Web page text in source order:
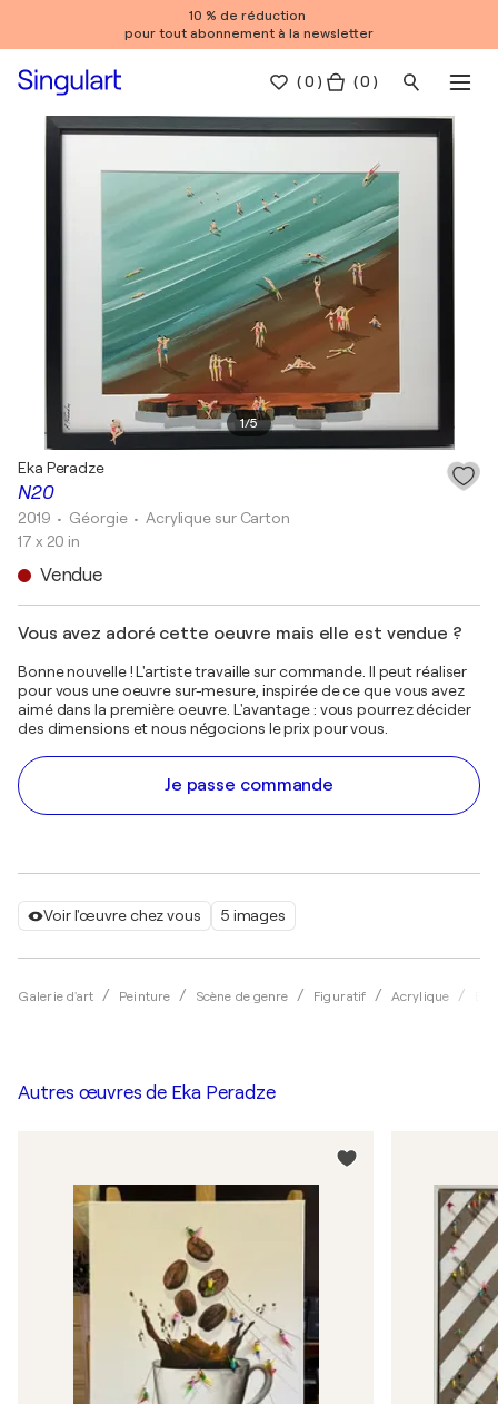
10 % de réduction
pour tout abonnement à la newsletter
(0 ) ( 0 )
1/5
Voir l'œuvre chez vous 5 images
Galerie d'art Peinture Scène de genre Figuratif Acrylique
N20
Eka Peradze
2019 • Géorgie • Acrylique sur Carton
17 x 20 in
Vendue
Vous avez adoré cette oeuvre mais elle est vendue ?
Bonne nouvelle ! L'artiste travaille sur commande. Il peut réaliser
pour vous une oeuvre sur-mesure, inspirée de ce que vous avez
aimé dans la première oeuvre. L'avantage : vous pourrez décider
des dimensions et nous négocions le prix pour vous.
Je passe commande
Autres œuvres de Eka Peradze